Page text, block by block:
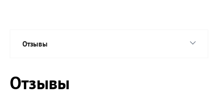
Отзывы
Отзывы